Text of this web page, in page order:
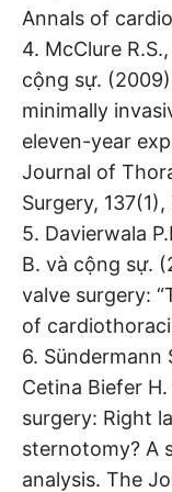
Annals of
4. McClure
cộng sự.
minimally
eleven-year
Journal of
Surgery, 137(1),
5. Davierwala
B. và cộng sự.
valve surgery:
of
6. Sündermann
Cetina Biefer
surgery: Right
sternotomy? A
analysis. The